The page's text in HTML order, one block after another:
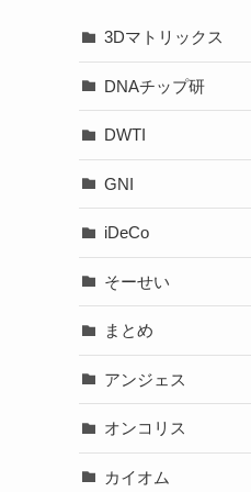
3Dマトリックス
DNAチップ研
DWTI
GNI
iDeCo
そーせい
まとめ
アンジェス
オンコリス
カイオム